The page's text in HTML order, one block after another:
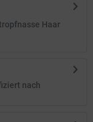
Haar
nach